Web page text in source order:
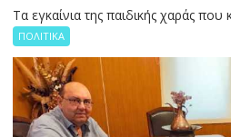
Tα εγκαίνια της παιδικής χαράς που
ΠΟΛΙΤΙΚΑ